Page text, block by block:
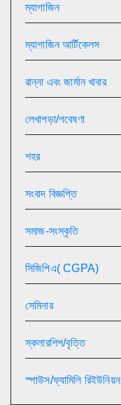
ম্যাগাজিন
ম্যাগাজিন আর্টিকেলস
রান্না এবং জার্মান খাবার
লেখাপড়া/গবেষণা
শহর
সংবাদ বিজ্ঞপ্তি
সমাজ-সংস্কৃতি
সিজিপিএ( CGPA)
সেমিনার
স্কলারশিপ/বৃত্তি
স্পাউস/ফ্যামিলি রিইউনিয়ন